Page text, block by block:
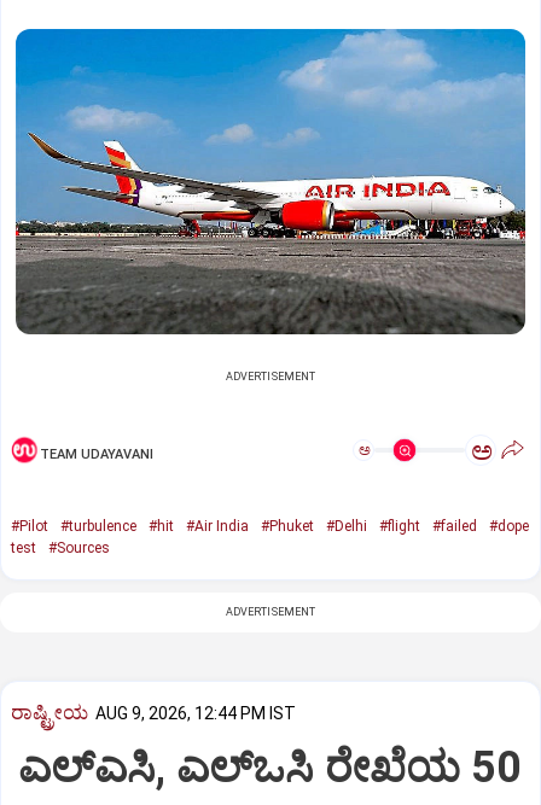
ADVERTISEMENT
TEAM UDAYAVANI ಅ ಅ
#Pilot #turbulence #hit #Air India #Phuket #Delhi #flight #failed
#dope
test
#Sources
ADVERTISEMENT
ರಾಷ್ಟ್ರೀಯ AUG 9, 2026, 12:44 PM IST
ಎಲ್‌ಎಸಿ, ಎಲ್‌ಒಸಿ ರೇಖೆಯ 50